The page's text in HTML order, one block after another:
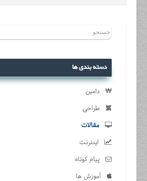
دسته بندی ها
دامین
طراحی
مقالات
اینترنت
پیام کوتاه
آموزش ها